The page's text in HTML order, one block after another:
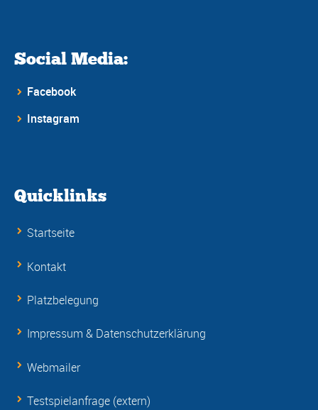
Social Media:
Facebook
Instagram
Quicklinks
Startseite
Kontakt
Platzbelegung
Impressum & Datenschutzerklärung
Webmailer
Testspielanfrage (extern)